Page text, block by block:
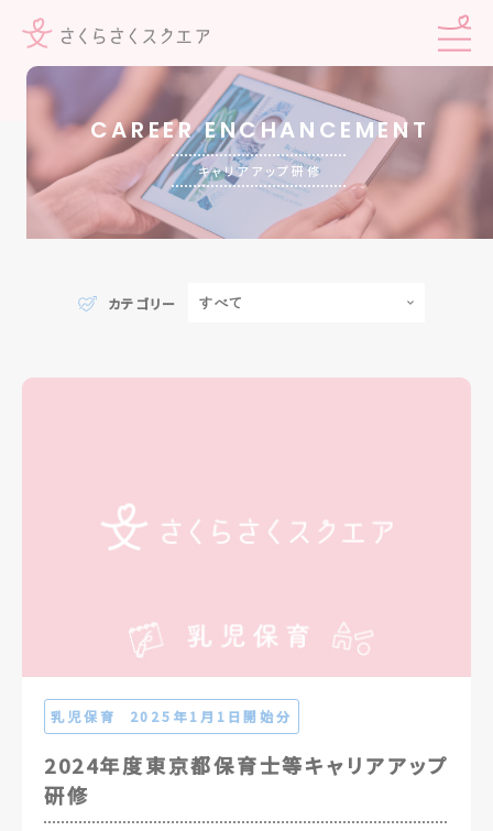
CAREER ENCHANCEMENT
キャリアアップ研修
カテゴリー
2024年度東京都保育士等キャリアアップ
研修
乳児保育 2025年1月1日開始分